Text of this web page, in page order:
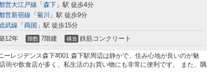
営大江戸線 「 森下 」駅 徒歩4分
営新宿線 「 菊川 」駅 徒歩9分
武線 「 両国 」駅 徒歩15分
12年 階数 7階建 構造 鉄筋コンクリート
ーレジデンス森下#001 森下駅周辺は静かで、住み心地が良いのが魅
街や飲食店が多く、私生活のお買い物にも非常に便利です。 また、隅